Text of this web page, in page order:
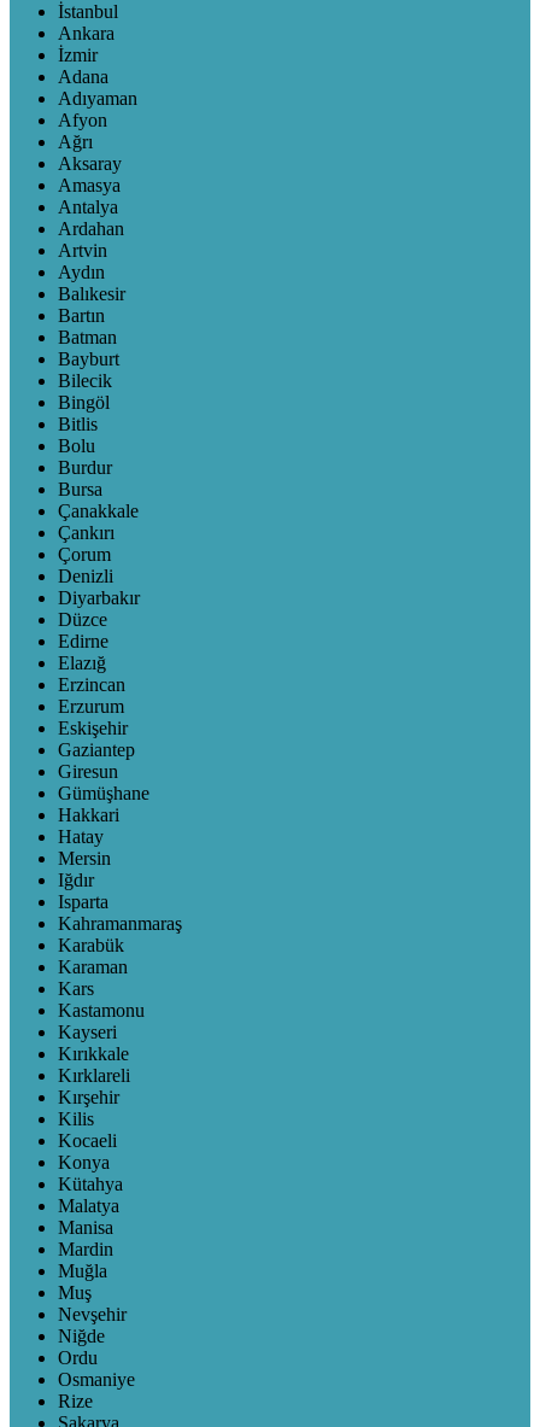
İstanbul
Ankara
İzmir
Adana
Adıyaman
Afyon
Ağrı
Aksaray
Amasya
Antalya
Ardahan
Artvin
Aydın
Balıkesir
Bartın
Batman
Bayburt
Bilecik
Bingöl
Bitlis
Bolu
Burdur
Bursa
Çanakkale
Çankırı
Çorum
Denizli
Diyarbakır
Düzce
Edirne
Elazığ
Erzincan
Erzurum
Eskişehir
Gaziantep
Giresun
Gümüşhane
Hakkari
Hatay
Mersin
Iğdır
Isparta
Kahramanmaraş
Karabük
Karaman
Kars
Kastamonu
Kayseri
Kırıkkale
Kırklareli
Kırşehir
Kilis
Kocaeli
Konya
Kütahya
Malatya
Manisa
Mardin
Muğla
Muş
Nevşehir
Niğde
Ordu
Osmaniye
Rize
Sakarya